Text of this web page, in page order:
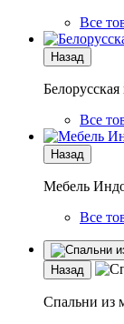
Все
Назад
Белорусская
Все
Назад
Мебель
Все
Назад
Спальни из